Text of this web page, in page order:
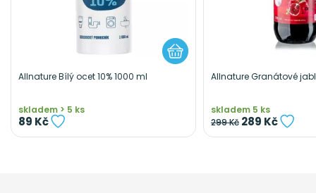
Allnature Bílý ocet 10% 1000 ml
skladem > 5 ks
89 Kč
Allnature Granátové
skladem 5 ks
299 Kč 289 Kč